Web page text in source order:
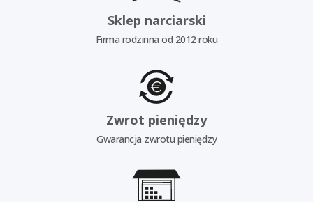
Sklep narciarski
Firma rodzinna od 2012 roku
Zwrot pieniędzy
Gwarancja zwrotu pieniędzy